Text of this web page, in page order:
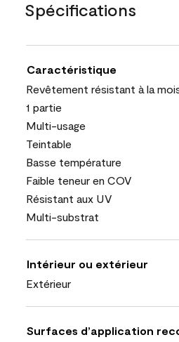
Spécifications
Caractéristique
Revêtement résistant à la
1 partie
Multi-usage
Teintable
Basse température
Faible teneur en COV
Résistant aux UV
Multi-substrat
Intérieur ou extérieur
Extérieur
Surfaces d’application